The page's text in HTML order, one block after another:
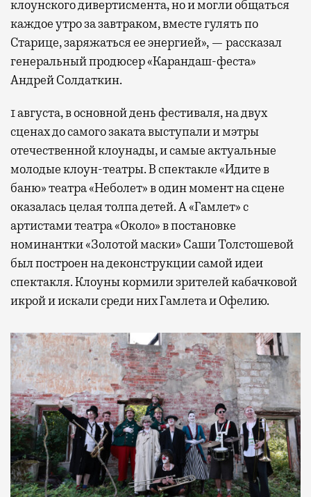
клоунского дивертисмента, но и могли общаться
каждое утро за завтраком, вместе гулять по
Старице, заряжаться ее энергией», — рассказал
генеральный продюсер «Карандаш-феста»
Андрей Солдаткин.
1 августа, в основной день фестиваля, на двух
сценах до самого заката выступали и мэтры
отечественной клоунады, и самые актуальные
молодые клоун-театры. В спектакле «Идите в
баню» театра «Неболет» в один момент на сцене
оказалась целая толпа детей. А «Гамлет» с
артистами театра «Около» в постановке
номинантки «Золотой маски» Саши Толстошевой
был построен на деконструкции самой идеи
спектакля. Клоуны кормили зрителей кабачковой
икрой и искали среди них Гамлета и Офелию.